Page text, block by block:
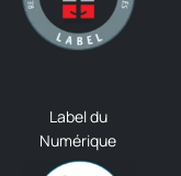
Label du
Numérique